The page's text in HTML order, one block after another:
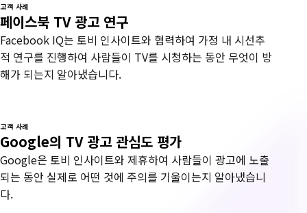
고객 사례
페이스북 TV 광고 연구
Facebook IQ는 토비 인사이트와 협력하여 가정 내 시선추
적 연구를 진행하여 사람들이 TV를 시청하는 동안 무엇이 방
해가 되는지 알아냈습니다.
고객 사례
Google의 TV 광고 관심도 평가
Google은 토비 인사이트와 제휴하여 사람들이 광고에 노출
되는 동안 실제로 어떤 것에 주의를 기울이는지 알아냈습니
다.